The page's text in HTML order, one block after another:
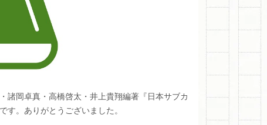
諸岡卓真・高橋啓太・井上貴翔編著『日本サブカ
す。ありがとうございました。